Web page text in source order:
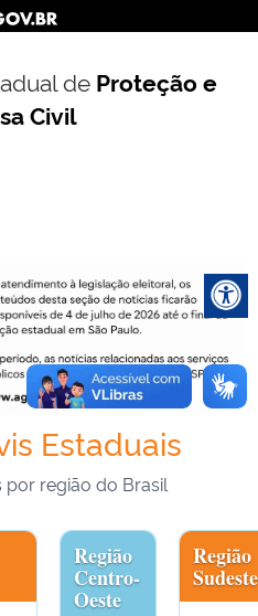
de Proteção e
Civil
Estaduais
por região do Brasil
Região
Centro-
Oeste
Região
Sudeste